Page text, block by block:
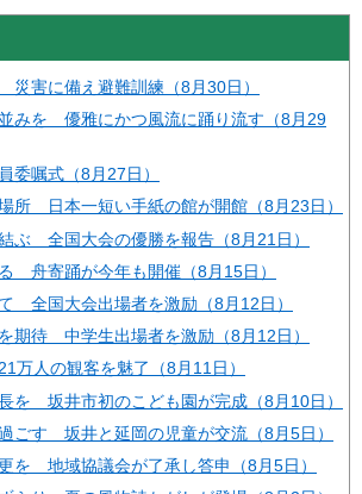
害に備え避難訓練（8月30日）
みを 優雅にかつ風流に踊り流す（8月29
委嘱式（8月27日）
所 日本一短い手紙の館が開館（8月23日）
ぶ 全国大会の優勝を報告（8月21日）
舟寄踊が今年も開催（8月15日）
全国大会出場者を激励（8月12日）
期待 中学生出場者を激励（8月12日）
万人の観客を魅了（8月11日）
を 坂井市初のこども園が完成（8月10日）
ごす 坂井と延岡の児童が交流（8月5日）
を 地域協議会が了承し答申（8月5日）